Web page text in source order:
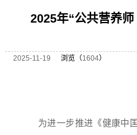
2025年“公共营养
2025-11-19 浏览（1604）
为进一步推进《健康中